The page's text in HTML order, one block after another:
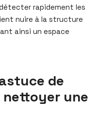
rapidement les
nuire à la structure
ainsi un espace
de
une